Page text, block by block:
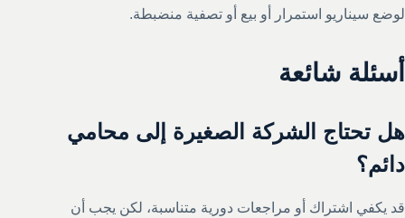
لوضع سيناريو استمرار أو بيع أو تصفية منضبطة.
أسئلة شائعة
هل تحتاج الشركة الصغيرة إلى محامي
دائم؟
قد يكفي اشتراك أو مراجعات دورية متناسبة، لكن يجب أن